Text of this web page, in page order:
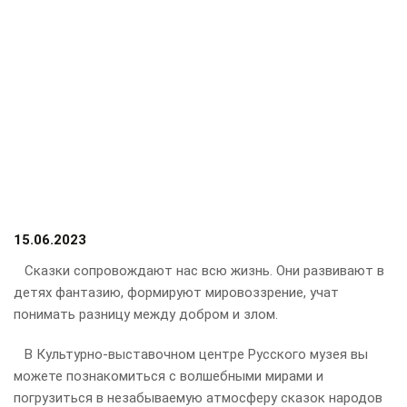
15.06.2023
Сказки сопровождают нас всю жизнь. Они развивают в
детях фантазию, формируют мировоззрение, учат
понимать разницу между добром и злом.
В Культурно-выставочном центре Русского музея вы
можете познакомиться с волшебными мирами и
погрузиться в незабываемую атмосферу сказок народов